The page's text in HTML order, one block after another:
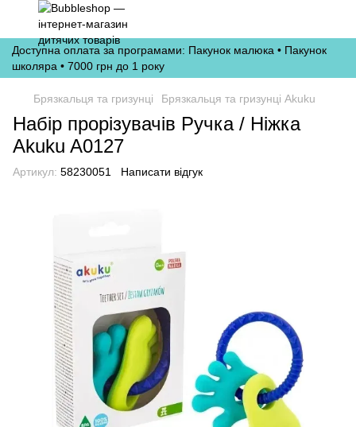
Доступна оплата за програмами: Пакунок малюка • Пакунок
школяра • 7000 грн до 1 року
Брязкальця та гризунці Брязкальця та гризунці Akuku
Набір прорізувачів Ручка / Ніжка
Akuku A0127
Артикул: 58230051 Написати відгук